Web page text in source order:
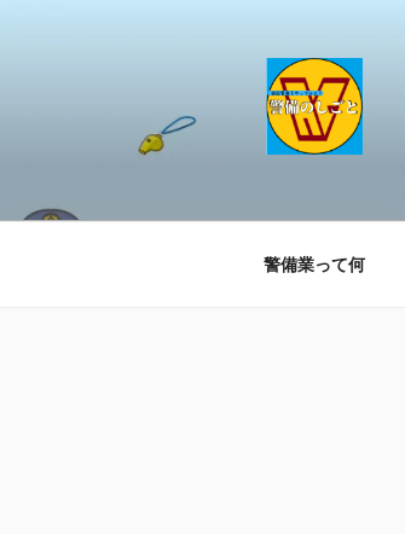
キ
警備業って何